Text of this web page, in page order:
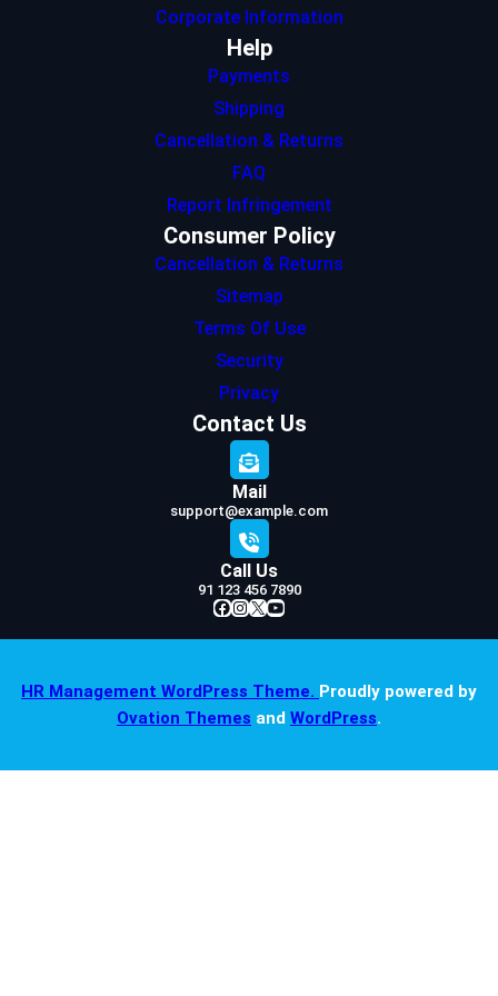
Corporate Information
Help
Payments
Shipping
Cancellation & Returns
FAQ
Report Infringement
Consumer Policy
Cancellation & Returns
Sitemap
Terms Of Use
Security
Privacy
Contact Us
Mail
support@example.com
Call Us
91 123 456 7890
Facebook InstagramX YouTube
HR Management WordPress Theme. Proudly powered by
Ovation Themes and WordPress.